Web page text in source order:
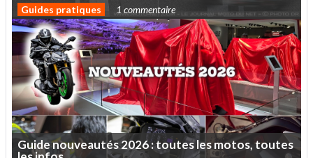
Guides pratiques 1 commentaire
Guidenouveautés2026:touteslesmotos,toutes